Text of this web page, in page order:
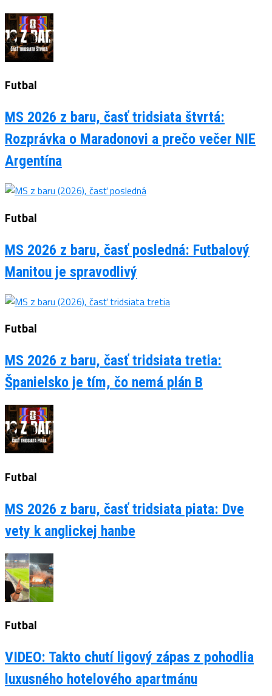
Futbal
MS 2026 z baru, časť tridsiata štvrtá:
Rozprávka o Maradonovi a prečo večer NIE
Argentína
Futbal
MS 2026 z baru, časť posledná: Futbalový
Manitou je spravodlivý
Futbal
MS 2026 z baru, časť tridsiata tretia:
Španielsko je tím, čo nemá plán B
Futbal
MS 2026 z baru, časť tridsiata piata: Dve
vety k anglickej hanbe
Futbal
VIDEO: Takto chutí ligový zápas z pohodlia
luxusného hotelového apartmánu